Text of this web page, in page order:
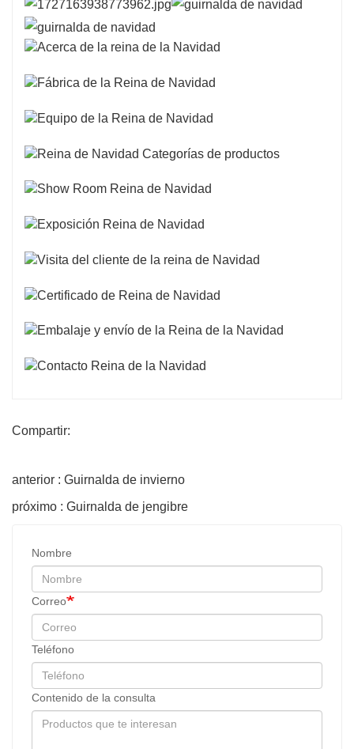
Compartir:
anterior : Guirnalda de invierno
próximo : Guirnalda de jengibre
Nombre
Correo
Teléfono
Contenido de la consulta